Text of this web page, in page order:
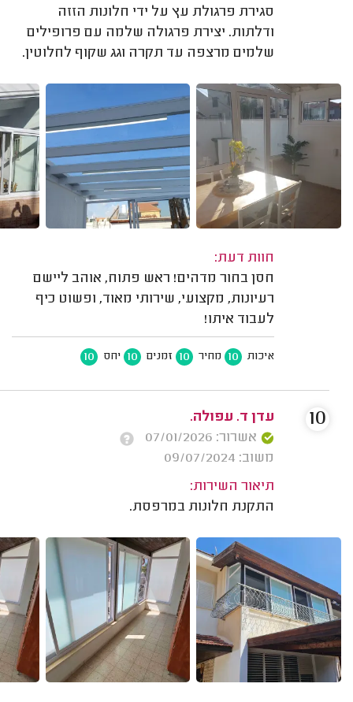
סגירת פרגולת עץ על ידי חלונות הזזה
ודלתות. יצירת פרגולה שלמה עם פרופילים
שלמים מרצפה עד תקרה וגג שקוף לחלוטין.
חוות דעת:
חסן בחור מדהים! ראש פתוח, אוהב ליישם
רעיונות, מקצועי, שירותי מאוד, ופשוט כיף
לעבוד איתו!
איכות 10 מחיר 10 זמנים 10 יחס 10
עדן ד. עפולה.
אשרור: 07/01/2026
משוב: 09/07/2024
תיאור השירות:
התקנת חלונות במרפסת.
10